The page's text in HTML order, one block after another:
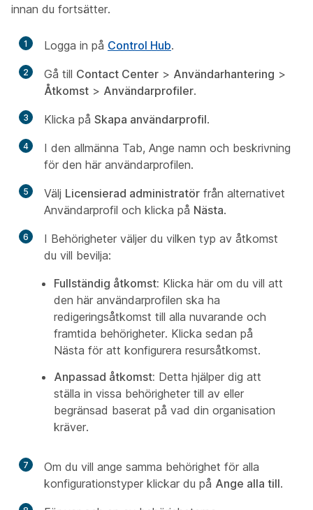
innan du fortsätter.
1 Logga in på Control Hub.
2 Gå till Contact Center > Användarhantering >
Åtkomst > Användarprofiler.
3 Klicka på Skapa användarprofil.
4
I den allmänna Tab, Ange namn och beskrivning
för den här användarprofilen.
5 Välj Licensierad administratör från alternativet
Användarprofil och klicka på Nästa.
6
I Behörigheter väljer du vilken typ av åtkomst
du vill bevilja:
Fullständig åtkomst: Klicka här om du vill att
den här användarprofilen ska ha
redigeringsåtkomst till alla nuvarande och
framtida behörigheter. Klicka sedan på
Nästa för att konfigurera resursåtkomst.
Anpassad åtkomst: Detta hjälper dig att
ställa in vissa behörigheter till av eller
begränsad baserat på vad din organisation
kräver.
7
Om du vill ange samma behörighet för alla
konfigurationstyper klickar du på Ange alla till.